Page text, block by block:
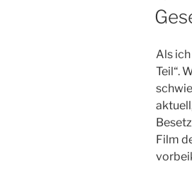
AM
Als
Teil“.
Film